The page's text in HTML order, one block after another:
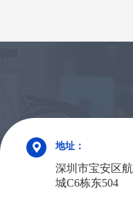
地址：
深圳市宝安区
城C6栋东504